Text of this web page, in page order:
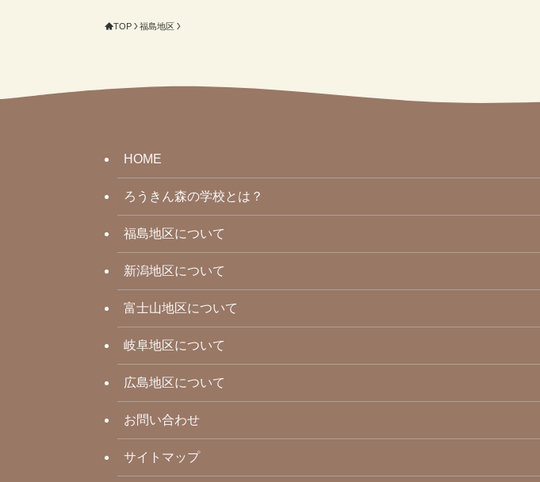
TOP 福島地区
HOME
ろうきん森の学校とは？
福島地区について
新潟地区について
富士山地区について
岐阜地区について
広島地区について
お問い合わせ
サイトマップ